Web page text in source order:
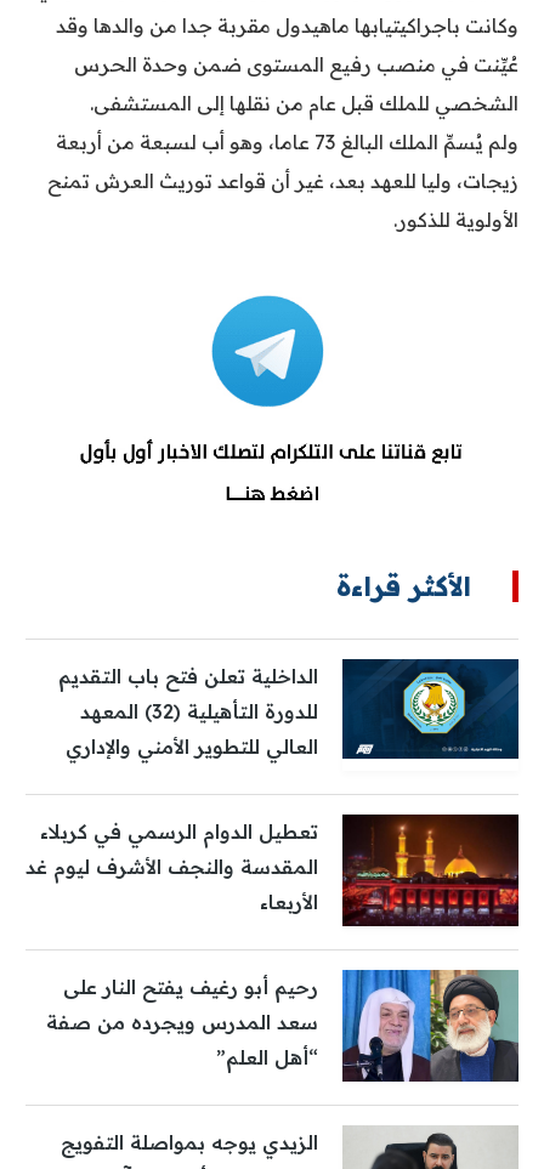
وكانت باجراكيتيابها ماهيدول مقربة جدا من والدها وقد
عُيِّنت في منصب رفيع المستوى ضمن وحدة الحرس
الشخصي للملك قبل عام من نقلها إلى المستشفى.
ولم يُسمِّ الملك البالغ 73 عاما، وهو أب لسبعة من أربعة
زيجات، وليا للعهد بعد، غير أن قواعد توريث العرش تمنح
الأولوية للذكور.
الأكثر قراءة
الداخلية تعلن فتح باب التقديم
للدورة التأهيلية (32) المعهد
العالي للتطوير الأمني والإداري
تعطيل الدوام الرسمي في كربلاء
المقدسة والنجف الأشرف ليوم غد
الأربعاء
رحيم أبو رغيف يفتح النار على
سعد المدرس ويجرده من صفة
“أهل العلم”
الزيدي يوجه بمواصلة التفويج